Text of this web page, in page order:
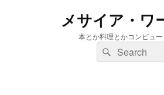
メサイア・ワ
本とか料理とかコンピュ
検
索:
検
索